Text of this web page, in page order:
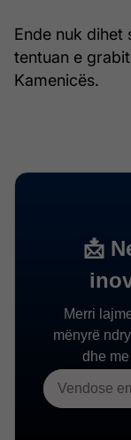
Ende nuk dihet
tentuan e
Kamenicës.